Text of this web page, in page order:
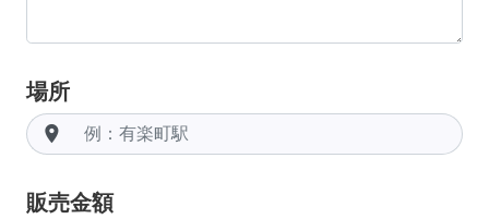
場所
room
販売金額